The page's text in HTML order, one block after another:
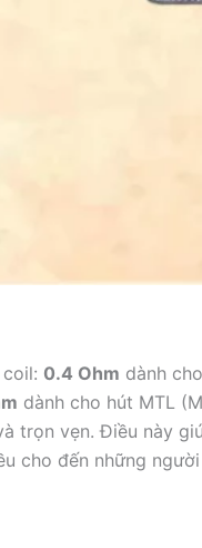
0.4 Ohm dành
dành cho hút MTL
trọn vẹn. Điều này
cho đến những